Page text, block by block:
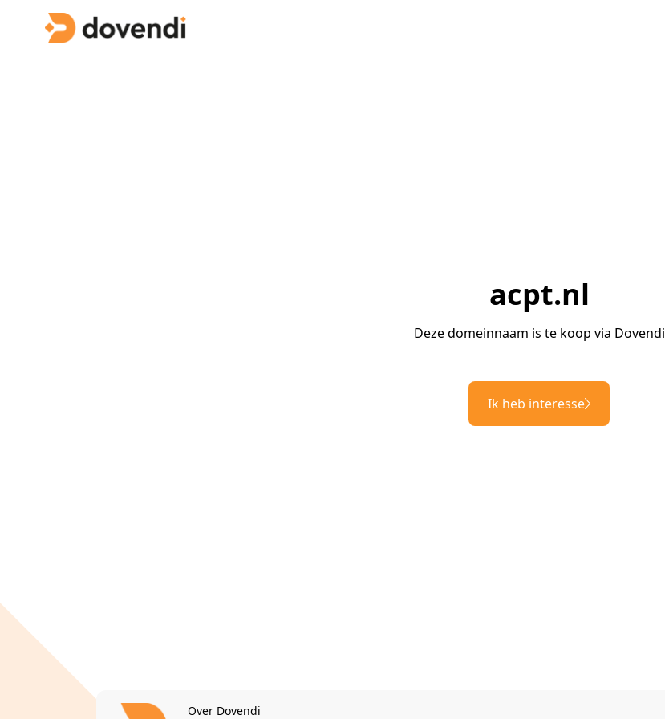
acpt.nl
Deze domeinnaam is te koop via Dovendi
Ik heb interesse
Over Dovendi